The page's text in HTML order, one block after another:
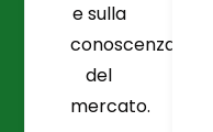
e sulla
conoscenza
del
mercato.